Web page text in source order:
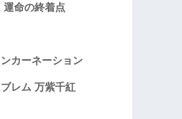
運命の終着点
カーネーション
レム 万紫千紅